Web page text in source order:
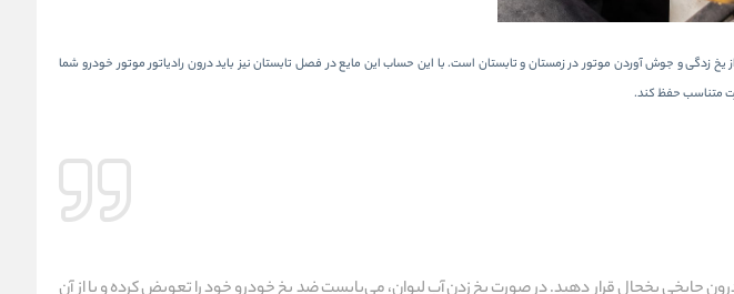
و جوش آوردن موتور در زمستان و تابستان است. با این حساب این مایع در فصل تابستان نیز باید درون رادیاتور موتور خودرو شما
متناسب حفظ کند.